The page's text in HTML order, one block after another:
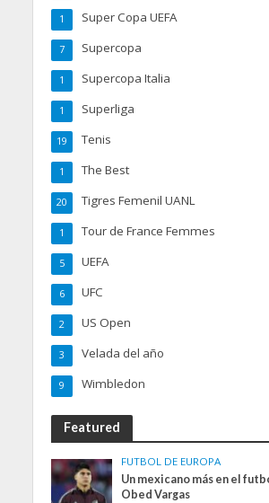
Super Copa UEFA
1
Supercopa
7
Supercopa Italia
1
Superliga
1
Tenis
19
The Best
1
Tigres Femenil UANL
20
Tour de France Femmes
1
UEFA
5
UFC
6
US Open
2
Velada del año
3
Wimbledon
9
Featured
FUTBOL DE EUROPA
Un mexicano más en el
Obed Vargas